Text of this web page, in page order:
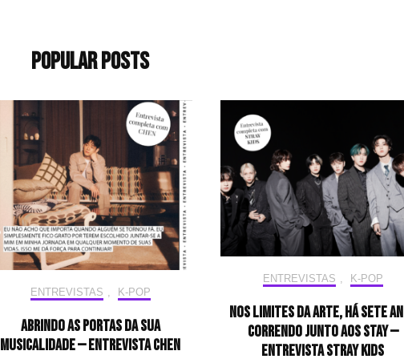
Popular Posts
ENTREVISTAS , K-POP
Abrindo as portas da sua
musicalidade — Entrevista CHEN
ENTREVISTAS , K-POP
Nos limites da arte, há sete
correndo junto aos STAY —
Entrevista Stray Kids